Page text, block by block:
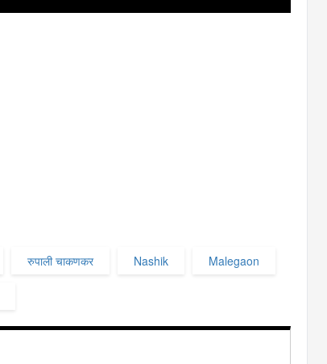
रुपाली चाकणकर Nashik Malegaon